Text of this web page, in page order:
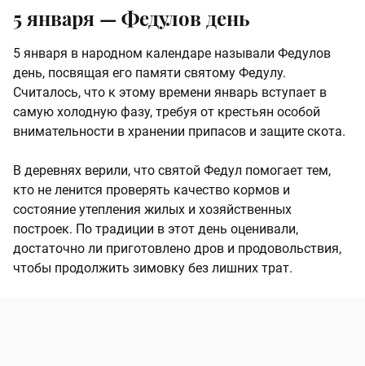
5 января — Федулов день
5 января в народном календаре называли Федулов
день, посвящая его памяти святому Федулу.
Считалось, что к этому времени январь вступает в
самую холодную фазу, требуя от крестьян особой
внимательности в хранении припасов и защите скота.
В деревнях верили, что святой Федул помогает тем,
кто не ленится проверять качество кормов и
состояние утепления жилых и хозяйственных
построек. По традиции в этот день оценивали,
достаточно ли приготовлено дров и продовольствия,
чтобы продолжить зимовку без лишних трат.